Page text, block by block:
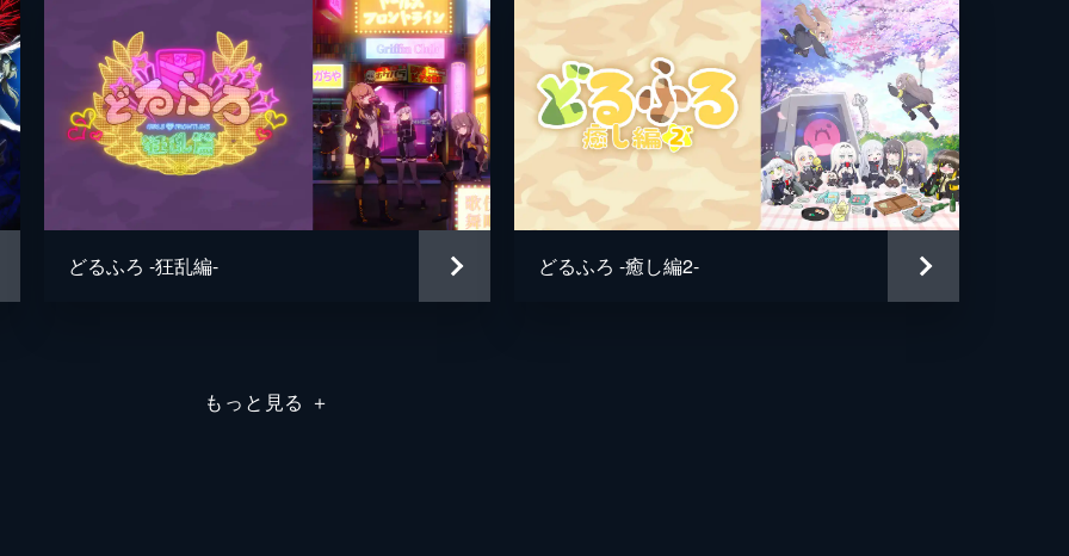
ぐん
どるふろ -狂乱編- どるふろ -癒し編2-
もっと見る ＋